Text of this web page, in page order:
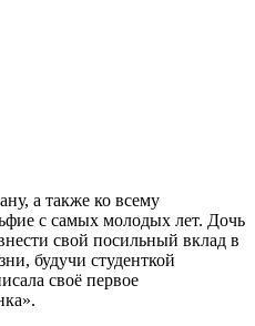
а также ко всему
с самых молодых лет. Дочь
свой посильный вклад в
будучи студенткой
своё первое